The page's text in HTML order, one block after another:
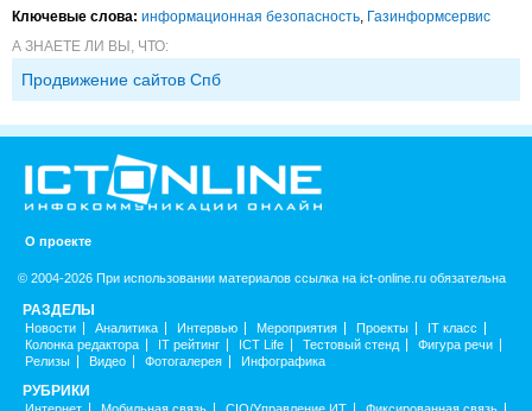
Ключевые слова: информационная безопасность, Газинформсервис
А ЗНАЕТЕ ЛИ ВЫ, ЧТО:
Продвижение сайтов Спб
О проекте
© 2004-2026 При использовании материалов ссылка на ict-online.ru обязательна
РАЗДЕЛЫ
Новости Аналитика Интервью Мероприятия Проекты
IT класс
Колонка редактора
IT рейтинг ICT Life Тестовый стенд
Фигура речи
Релизы
Видео Фотогалерея Инфографика
РУБРИКИ